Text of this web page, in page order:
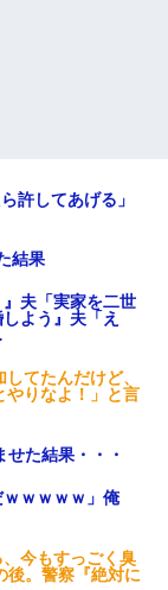
許してあげる」
結果
夫「実家を二世
よう』夫「え
てたんだけど、
やりなよ！」と言
た結果・・・
ｗｗｗｗ」俺
今もすっごく臭
。警察『絶対に